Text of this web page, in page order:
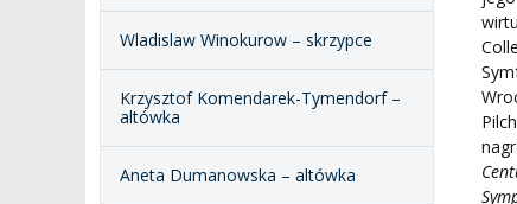
Wladislaw Winokurow – skrzypce
Krzysztof Komendarek-Tymendorf –
altówka
Aneta Dumanowska – altówka